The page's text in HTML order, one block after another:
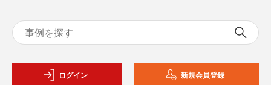
ログイン 新規会員登録